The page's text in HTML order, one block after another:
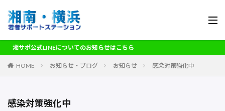
LINEについてのお知らせはこちら
HOME お知らせ・ブログ お知らせ 感染対策強化中
感染対策強化中